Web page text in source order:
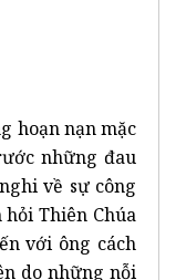
nạn mặc
những đau
về sự công
hỏi Thiên Chúa
với ông cách
do những nỗi